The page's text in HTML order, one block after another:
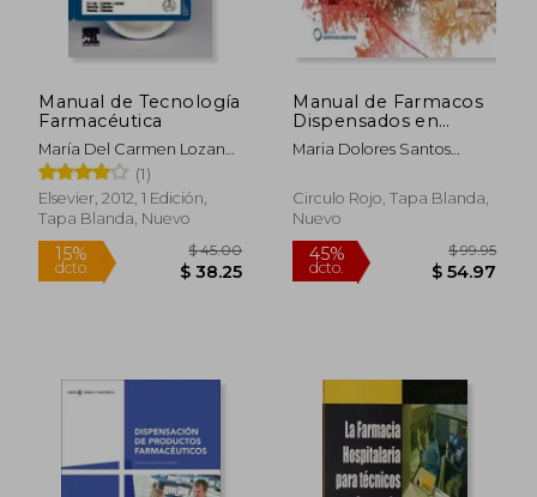
Manual de Tecnología
Farmacéutica
María Del Carmen Lozano
Esteban,Damián Córdoba
Díaz,Manuel Córdoba Díaz
(1)
Elsevier, 2012, 1 Edición,
Tapa Blanda, Nuevo
Manual de Farmacos
Dispensados en
Farmacia Hospitalaria
Para Pacientes
Maria Dolores Santos
Senin
Circulo Rojo, Tapa Blanda,
Nuevo
45%
dcto.